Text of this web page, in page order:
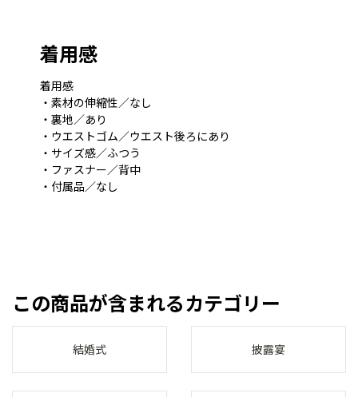
着用感
着用感
・素材の伸縮性／なし
・裏地／あり
・ウエストゴム／ウエスト後ろにあり
・サイズ感／ふつう
・ファスナー／背中
・付属品／なし
この商品が含まれるカテゴリー
結婚式 披露宴